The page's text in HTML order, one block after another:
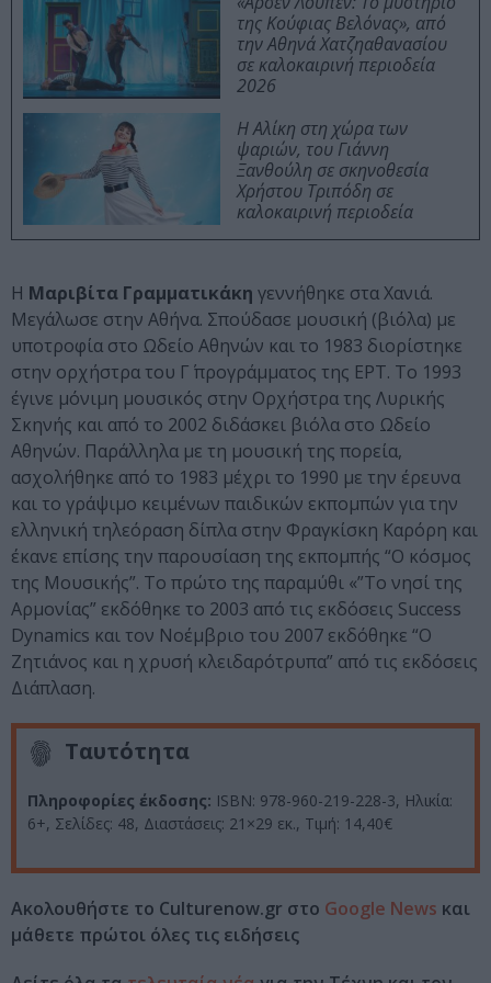
της Κούφιας Βελόνας», από
την Αθηνά Χατζηαθανασίου
σε καλοκαιρινή περιοδεία
2026
Η Αλίκη στη χώρα των
ψαριών, του Γιάννη
Ξανθούλη σε σκηνοθεσία
Χρήστου Τριπόδη σε
καλοκαιρινή περιοδεία
Η Μαριβίτα Γραμματικάκη γεννήθηκε στα Χανιά.
Μεγάλωσε στην Αθήνα. Σπούδασε μουσική (βιόλα) με
υποτροφία στο Ωδείο Αθηνών και το 1983 διορίστηκε
στην ορχήστρα του Γ΄ προγράμματος της ΕΡΤ. Το 1993
έγινε μόνιμη μουσικός στην Ορχήστρα της Λυρικής
Σκηνής και από το 2002 διδάσκει βιόλα στο Ωδείο
Αθηνών. Παράλληλα με τη μουσική της πορεία,
ασχολήθηκε από το 1983 μέχρι το 1990 με την έρευνα
και το γράψιμο κειμένων παιδικών εκπομπών για την
ελληνική τηλεόραση δίπλα στην Φραγκίσκη Καρόρη και
έκανε επίσης την παρουσίαση της εκπομπής “Ο κόσμος
της Μουσικής”. Το πρώτο της παραμύθι «”Το νησί της
Αρμονίας” εκδόθηκε το 2003 από τις εκδόσεις Success
Dynamics και τον Νοέμβριο του 2007 εκδόθηκε “Ο
Ζητιάνος και η χρυσή κλειδαρότρυπα” από τις εκδόσεις
Διάπλαση.
Ταυτότητα
Πληροφορίες έκδοσης: ISBN: 978-960-219-228-3, Ηλικία:
6+, Σελίδες: 48, Διαστάσεις: 21×29 εκ., Τιμή: 14,40€
Ακολουθήστε το Culturenow.gr στο Google News και
μάθετε πρώτοι όλες τις ειδήσεις